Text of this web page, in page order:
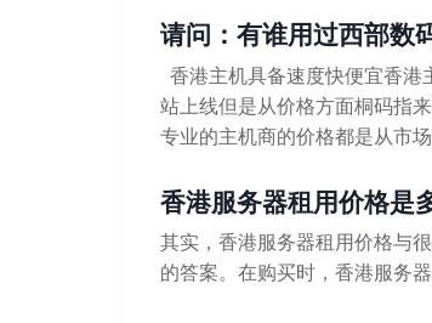
请问：有谁用过西部数
香港主机具备速度快便宜香港
站上线但是从价格方面桐码指
专业的主机商的价格都是从市
香港服务器租用价格是
其实，香港服务器租用价格与
的答案。在购买时，香港服务